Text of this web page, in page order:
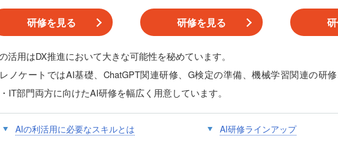
研修を見る 研修を見る
活用はDX推進において大きな可能性を秘めています。
ノケートではAI基礎、ChatGPT関連研修、G検定の準備、機械学習関連の研
IT部門両方に向けたAI研修を幅広く用意しています。
AIの利活用に必要なスキルとは
AI研修ラインアップ